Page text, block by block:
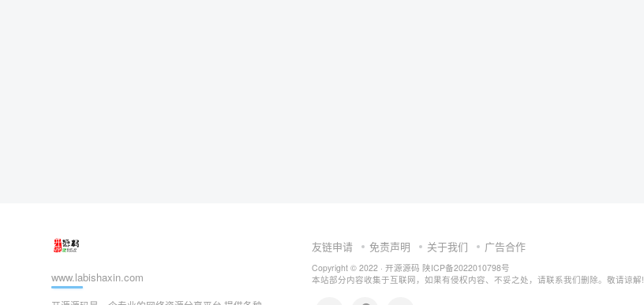
www.labishaxin.com
友链申请 免责声明 关于我们 广告合作
Copyright © 2022 · 开源源码 陕ICP备2022010798号
本站部分内容收集于互联网，如果有侵权内容、不妥之处，请联系我们删除。敬请谅解!